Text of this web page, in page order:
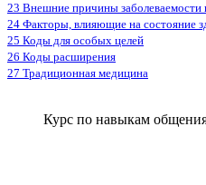
23 Внешние причины заболеваемости
24 Факторы, влияющие на состояние
25 Коды для особых целей
26 Коды расширения
27 Традиционная медицина
Курс по навыкам